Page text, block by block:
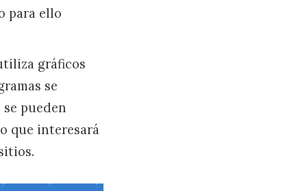
para ello
gráficos
se
pueden
que interesará